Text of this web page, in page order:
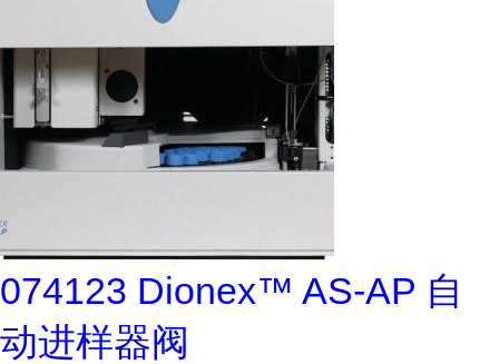
074123 Dionex™ AS-AP 自
动进样器阀